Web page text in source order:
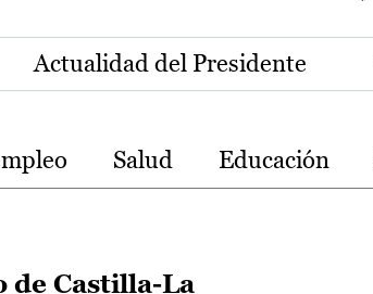
Actualidad del Presidente
Salud Educación
de Castilla-La